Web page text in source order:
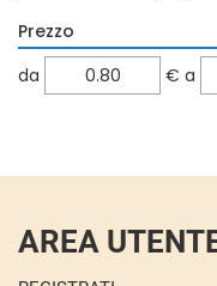
Prezzo
filtra
da € filtra
a
AREA